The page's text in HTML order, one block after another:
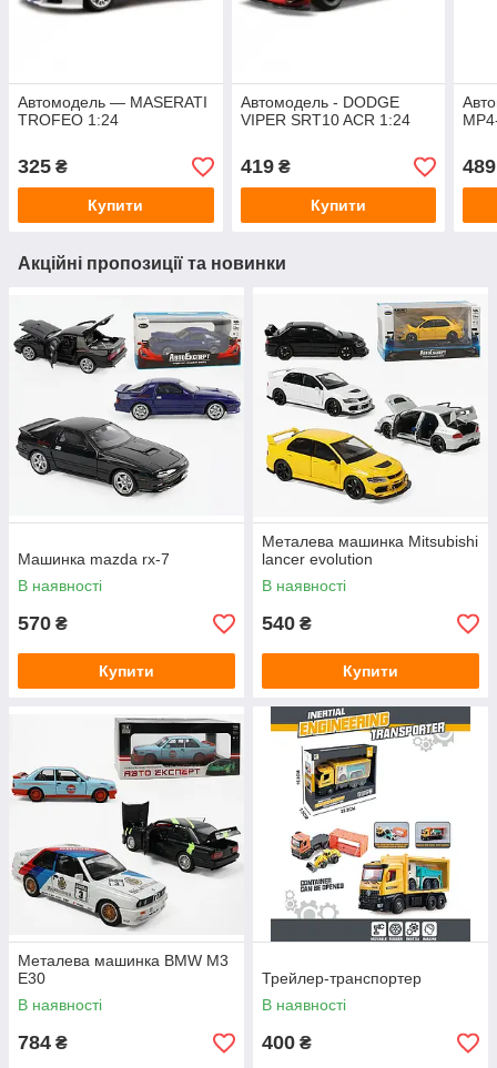
Автомодель — MASERATI
TROFEO 1:24
325 ₴
Купити
Автомодель - DODGE
VIPER SRT10 ACR 1:24
419₴
Купити
489
Акційні пропозиції та новинки
Машинка mazda rx-7
В наявності
570 ₴
Купити
Металева машинка Mitsubishi
lancer evolution
В наявності
540 ₴
Купити
Металева машинка BMW M3
E30
В наявності
784 ₴
Трейлер-транспортер
В наявності
400 ₴